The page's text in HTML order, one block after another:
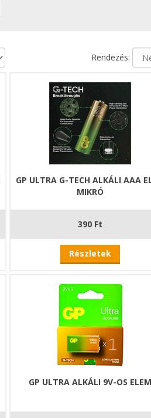
Rendezés:
GP ULTRA G-TECH ALKÁLI AAA
MIKRÓ
390 Ft
Részletek
GP ULTRA ALKÁLI 9V-OS ELEM